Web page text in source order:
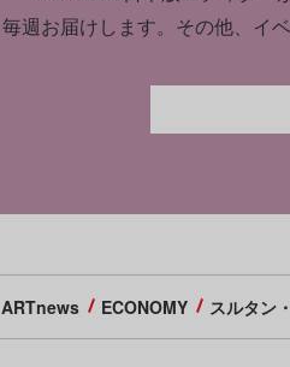
毎週お届けします。 その他、イ
ARTnews ECONOMY スルタン